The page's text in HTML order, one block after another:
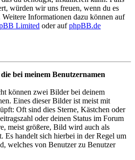
würden wir uns freuen, wenn du es
Weitere Informationen dazu können auf
Limited oder aufphpBB.de
bei meinem Benutzernamen
können zwei Bilder bei deinem
Eines dieser Bilder ist meist mit
Oft sind dies Sterne, Kästchen oder
oder deinen Status im Forum
meist größere, Bild wird auch als
Es handelt sich hierbei in der Regel um
welches von Benutzer zu Benutzer